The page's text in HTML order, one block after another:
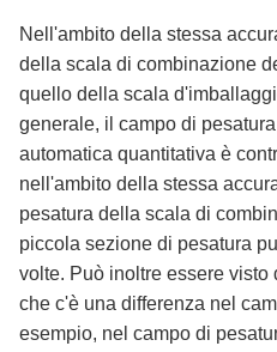
Nell'ambito della stessa
della scala di combinazione
quello della scala
generale, il campo di
automatica quantitativa è
nell'ambito della stessa
pesatura della scala di
piccola sezione di pesatura
volte. Può inoltre essere
che c'è una differenza nel
esempio, nel campo di